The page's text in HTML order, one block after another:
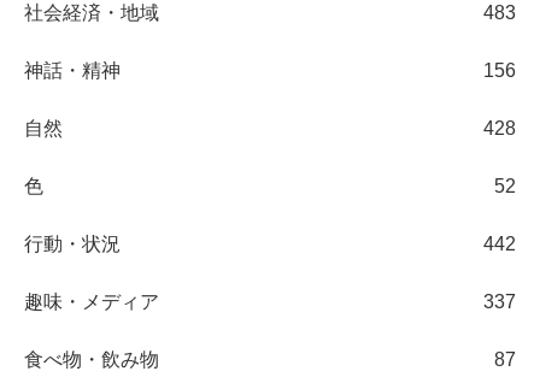
社会経済・地域 483
神話・精神 156
自然 428
色 52
行動・状況 442
趣味・メディア 337
食べ物・飲み物 87